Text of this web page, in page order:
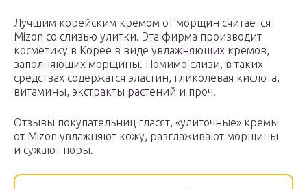
Лучшим корейским кремом от морщин считается
Mizon со слизью улитки. Эта фирма производит
косметику в Корее в виде увлажняющих кремов,
заполняющих морщины. Помимо слизи, в таких
средствах содержатся эластин, гликолевая кислота,
витамины, экстракты растений и проч.
Отзывы покупательниц гласят, «улиточные» кремы
от Mizon увлажняют кожу, разглаживают морщины
и сужают поры.